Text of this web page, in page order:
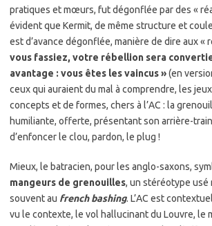
pratiques et mœurs, fut dégonflée par des «
évident que Kermit, de même structure et
est d’avance dégonflée, manière de dire aux «
vous fassiez, votre rébellion sera
avantage : vous êtes les vaincus »(en
ceux qui auraient du mal à comprendre, les
concepts et de formes, chers à l’AC : la
humiliante, offerte, présentant son arrière-
d’enfoncer le clou, pardon, le plug !
Mieux, le batracien, pour les anglo-saxons,
mangeurs de grenouilles, un stéréotype usé
souvent au french bashing. L’AC est
vu le contexte, le vol hallucinant du Louvre, le